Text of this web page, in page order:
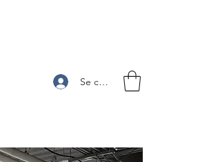
Se connecter